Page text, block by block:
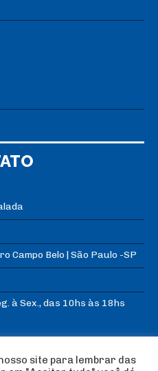
Campo Belo | São Paulo -SP
à Sex., das 10hs às 18hs
site para lembrar das